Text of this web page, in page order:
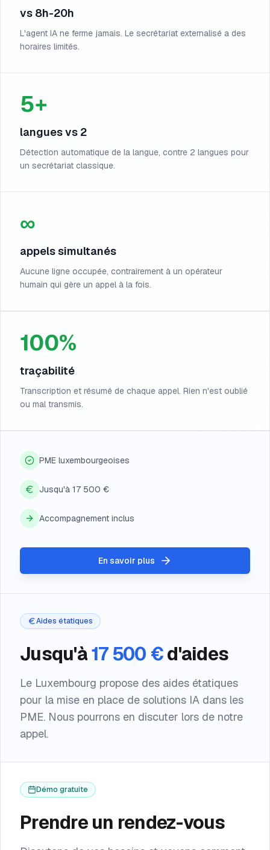
vs 8h-20h
L'agent IA ne ferme jamais. Le secrétariat externalisé a des
horaires limités.
5+
langues vs 2
Détection automatique de la langue, contre 2 langues pour
un secrétariat classique.
∞
appels simultanés
Aucune ligne occupée, contrairement à un opérateur
humain qui gère un appel à la fois.
100%
traçabilité
Transcription et résumé de chaque appel. Rien n'est oublié
ou mal transmis.
PME luxembourgeoises
Jusqu'à 17 500 €
Accompagnement inclus
En savoir plus
Aides étatiques
Jusqu'à17 500 €d'aides
Le Luxembourg propose des aides étatiques
pour la mise en place de solutions IA dans les
PME. Nous pourrons en discuter lors de notre
appel.
Démo gratuite
Prendre un rendez-vous